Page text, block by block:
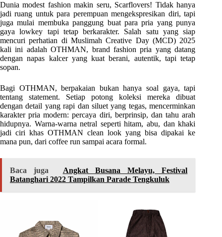
Dunia modest fashion makin seru, Scarflovers! Tidak hanya
jadi ruang untuk para perempuan mengekspresikan diri, tapi
juga mulai membuka panggung buat para pria yang punya
gaya lowkey tapi tetap berkarakter. Salah satu yang siap
mencuri perhatian di Muslimah Creative Day (MCD) 2025
kali ini adalah OTHMAN, brand fashion pria yang datang
dengan napas kalcer yang kuat berani, autentik, tapi tetap
sopan.
Bagi OTHMAN, berpakaian bukan hanya soal gaya, tapi
tentang statement. Setiap potong koleksi mereka dibuat
dengan detail yang rapi dan siluet yang tegas, mencerminkan
karakter pria modern: percaya diri, berprinsip, dan tahu arah
hidupnya. Warna-warna netral seperti hitam, abu, dan khaki
jadi ciri khas OTHMAN clean look yang bisa dipakai ke
mana pun, dari coffee run sampai acara formal.
Baca juga
Angkat Busana Melayu, Festival
Batanghari 2022 Tampilkan Parade Tengkuluk